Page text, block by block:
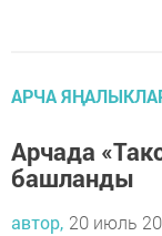
АРЧА
Арчада
башланды
автор, 20 июль